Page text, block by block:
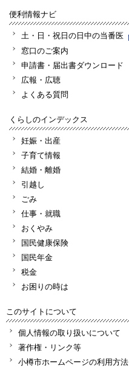
便利情報ナビ
土・日・祝日の日中の当番医
窓口のご案内
申請書・届出書ダウンロード
広報・広聴
よくある質問
くらしのインデックス
妊娠・出産
子育て情報
結婚・離婚
引越し
ごみ
仕事・就職
おくやみ
国民健康保険
国民年金
税金
お困りの時は
このサイトについて
個人情報の取り扱いについて
著作権・リンク等
小樽市ホームページの利用方法